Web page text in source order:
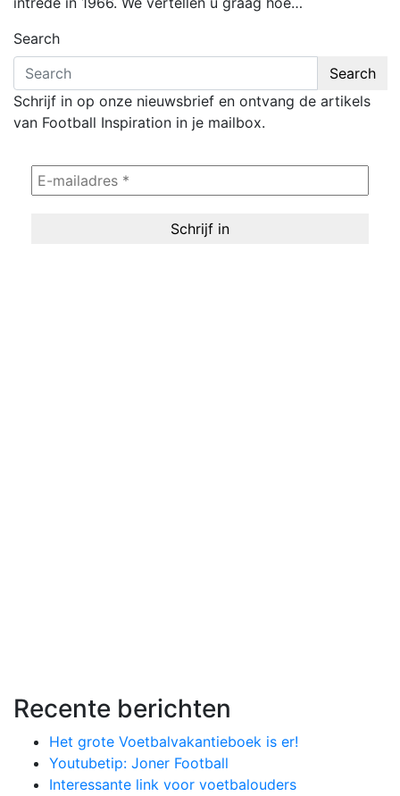
Search
Search
Schrijf in op onze nieuwsbrief en ontvang de artikels
van Football Inspiration in je mailbox.
Recente berichten
Het grote Voetbalvakantieboek is er!
Youtubetip: Joner Football
Interessante link voor voetbalouders